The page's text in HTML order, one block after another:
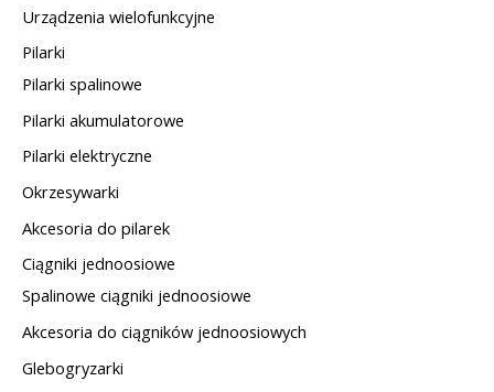
Urządzenia wielofunkcyjne
Pilarki
Pilarki spalinowe
Pilarki akumulatorowe
Pilarki elektryczne
Okrzesywarki
Akcesoria do pilarek
Ciągniki jednoosiowe
Spalinowe ciągniki jednoosiowe
Akcesoria do ciągników jednoosiowych
Glebogryzarki